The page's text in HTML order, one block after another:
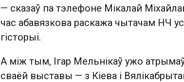
— сказаў па тэлефоне Мікалай
час абавязкова раскажа чытачам НЧ
гісторыі.
А між тым, Ігар Мельнікаў ужо
сваёй выставы — з Кіева і